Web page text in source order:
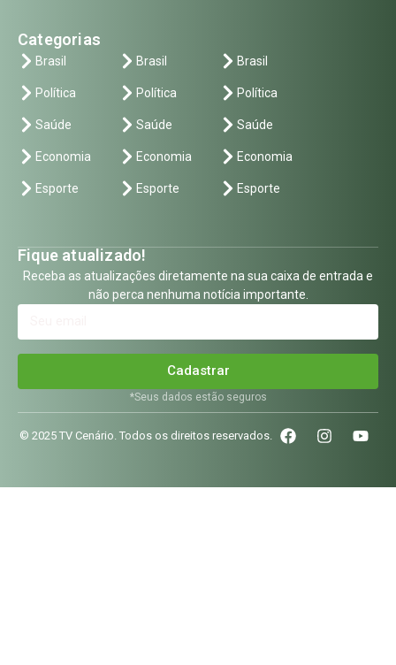
Categorias
Brasil
Política
Saúde
Economia
Esporte
Brasil
Política
Saúde
Economia
Esporte
Brasil
Política
Saúde
Economia
Esporte
Fique atualizado!
Receba as atualizações diretamente na sua caixa de entrada e
não perca nenhuma notícia importante.
Cadastrar
*Seus dados estão seguros
© 2025 TV Cenário. Todos os direitos reservados.